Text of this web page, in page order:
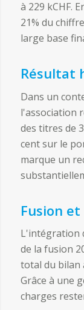
à 229 kCHF.
21% du
large base
Résultat
Dans un
l'association
des titres de
cent sur le
marque un
Fusion
L'intégration
de la fusion
total du bilan
Grâce à une
charges